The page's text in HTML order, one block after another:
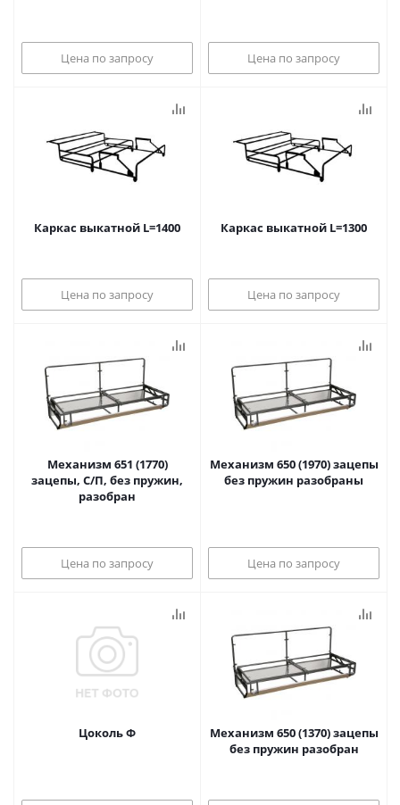
Цена по запросу Цена по запросу
Каркас выкатной L=1400
Цена по запросу
Каркас выкатной L=1300
Цена по запросу
Механизм 651 (1770)
зацепы, С/П, без пружин,
разобран
Цена по запросу
Механизм 650 (1970) зацепы
без пружин разобраны
Цена по запросу
Цоколь Ф
Механизм 650 (1370) зацепы
без пружин разобран